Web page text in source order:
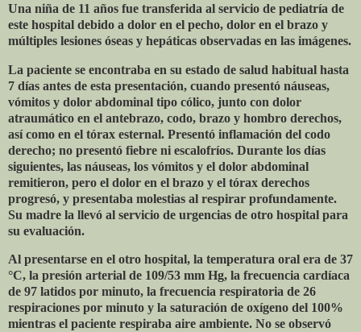
Una niña de 11 años fue transferida al servicio de pediatría de
este hospital debido a dolor en el pecho, dolor en el brazo y
múltiples lesiones óseas y hepáticas observadas en las imágenes.
La paciente se encontraba en su estado de salud habitual hasta
7 días antes de esta presentación, cuando presentó náuseas,
vómitos y dolor abdominal tipo cólico, junto con dolor
atraumático en el antebrazo, codo, brazo y hombro derechos,
así como en el tórax esternal. Presentó inflamación del codo
derecho; no presentó fiebre ni escalofríos. Durante los días
siguientes, las náuseas, los vómitos y el dolor abdominal
remitieron, pero el dolor en el brazo y el tórax derechos
progresó, y presentaba molestias al respirar profundamente.
Su madre la llevó al servicio de urgencias de otro hospital para
su evaluación.
Al presentarse en el otro hospital, la temperatura oral era de 37
°C, la presión arterial de 109/53 mm Hg, la frecuencia cardíaca
de 97 latidos por minuto, la frecuencia respiratoria de 26
respiraciones por minuto y la saturación de oxígeno del 100%
mientras el paciente respiraba aire ambiente. No se observó